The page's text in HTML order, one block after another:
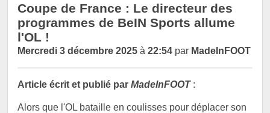
Coupe de France : Le directeur des
programmes de BeIN Sports allume
l'OL !
Mercredi 3 décembre 2025 à 22:54 par MadeInFOOT
Article écrit et publié par MadeInFOOT:
Alors que l'OL bataille en coulisses pour déplacer son